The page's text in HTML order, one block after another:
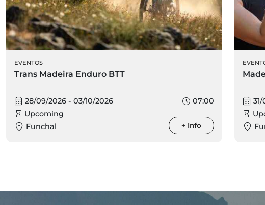
EVENTOS
Trans Madeira Enduro BTT
28/09/2026 - 03/10/2026
07:00
Upcoming
Funchal
+ Info